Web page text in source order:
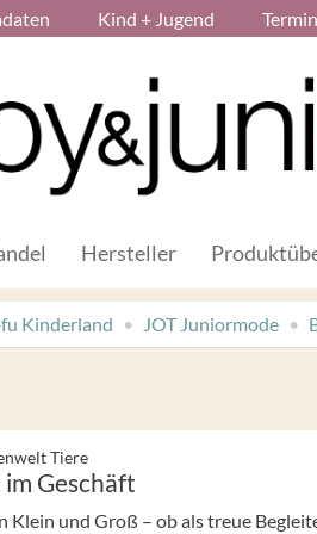
Kind + Jugend
Hersteller
Kinderland JOT Juniormode
Tiere
Geschäft
Klein und Groß – ob als treue